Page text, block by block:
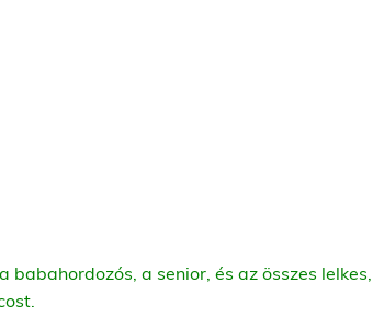
babahordozós, a senior, és az összes lelkes,